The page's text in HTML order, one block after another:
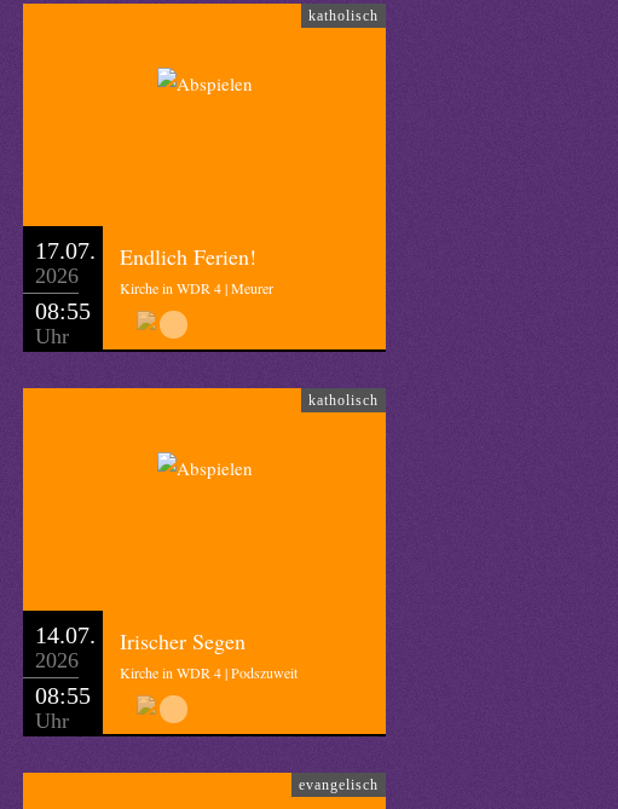
katholisch
17.07.
2026
08:55
Uhr
Endlich Ferien!
Kirche in WDR 4 | Meurer
katholisch
14.07.
2026
08:55
Uhr
Irischer Segen
Kirche in WDR 4 | Podszuweit
evangelisch